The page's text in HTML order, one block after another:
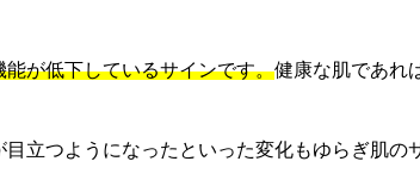
が低下しているサインです。健康な肌であれ
立つようになったといった変化もゆらぎ肌